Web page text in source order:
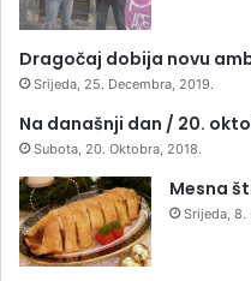
Dragočaj dobija novu
Srijeda, 25. Decembra, 2019.
Na današnji dan / 20.
Subota, 20. Oktobra, 2018.
Mesna
Srijeda, 8.